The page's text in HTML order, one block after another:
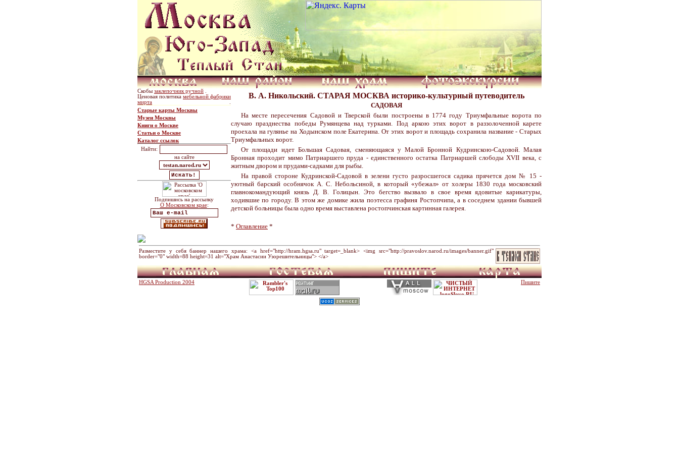
Скобы заклепочник ручной
Ценовая политика мебельной фабрики
мирта
Старые карты Москвы
Музеи Москвы
Книги о Москве
Статьи о Москве
Каталог ссылок
Найти:
на сайте
Подпишись на рассылку
О Московском крае:
В. А. Никольский. СТАРАЯ МОСКВА историко-культурный путеводитель
САДОВАЯ
На месте пересечения Садовой и Тверской были построены в 1774 году Триумфальные ворота по
случаю празднества победы Румянцева над турками. Под аркою этих ворот в раззолоченной карете
проехала на гулянье на Ходынском поле Екатерина. От этих ворот и площадь сохранила название - Старых
Триумфальных ворот.
От площади идет Большая Садовая, сменяющаяся у Малой Бронной Кудринскою-Садовой. Малая
Бронная проходит мимо Патриаршего пруда - единственного остатка Патриаршей слободы XVII века, с
житным двором и прудами-садками для рыбы.
На правой стороне Кудринской-Садовой в зелени густо разросшегося садика прячется дом № 15 -
уютный барский особнячок А. С. Небольсиной, в который «убежал» от холеры 1830 года московский
главнокомандующий князь Д. В. Голицын. Это бегство вызвало в свое время ядовитые карикатуры,
ходившие по городу. В этом же домике жила поэтесса графиня Ростопчипа, а в соседнем здании бывшей
детской больницы была одно время выставлена ростопчинская картинная галерея.
* Оглавление *
Разместите у себя баннер нашего храма: <a href="http://hram.hgsa.ru" target=_blank> <img src="http://pravoslov.narod.ru/images/banner.gif"
border="0" width=88 height=31 alt="Храм Анастасии Узорешительницы"> </a>
HGSA Production 2004 Пишите